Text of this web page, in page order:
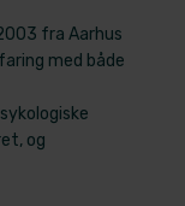
fra Aarhus
med både
og